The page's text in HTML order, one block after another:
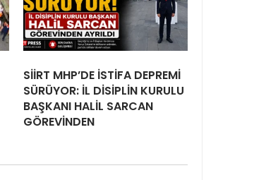
SİİRT MHP’DE İSTİFA DEPREMİ
SÜRÜYOR: İL DİSİPLİN KURULU
BAŞKANI HALİL SARCAN
GÖREVİNDEN